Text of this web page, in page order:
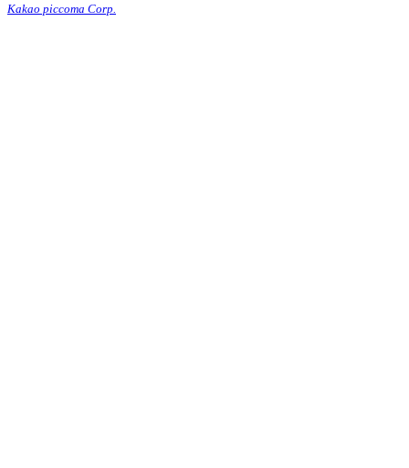
Kakao piccoma Corp.